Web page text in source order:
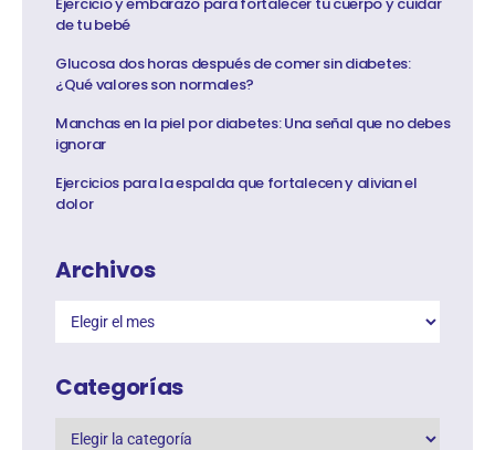
de tu bebé
Glucosa dos horas después de comer sin diabetes:
¿Qué valores son normales?
Manchas en la piel por diabetes: Una señal que no debes
ignorar
Ejercicios para la espalda que fortalecen y alivian el
dolor
Archivos
Categorías